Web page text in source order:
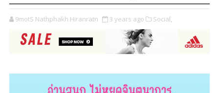
9motS Nathphakh Hiranratn 3 years ago Social,